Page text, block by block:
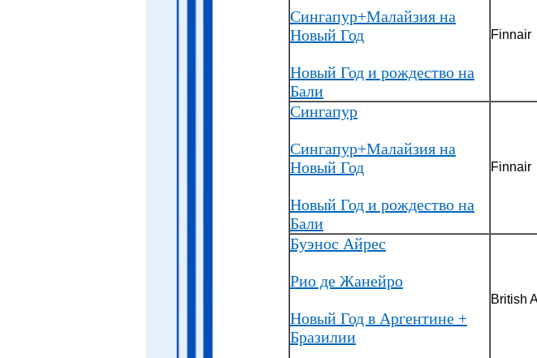
Сингапур+Малайзия на
Новый Год
Новый Год и рождество на
Бали
Finnair
Сингапур
Сингапур+Малайзия на
Новый Год
Новый Год и рождество на
Бали
Finnair
Буэнос Айрес
Рио де Жанейро
Новый Год в Аргентине +
Бразилии
British